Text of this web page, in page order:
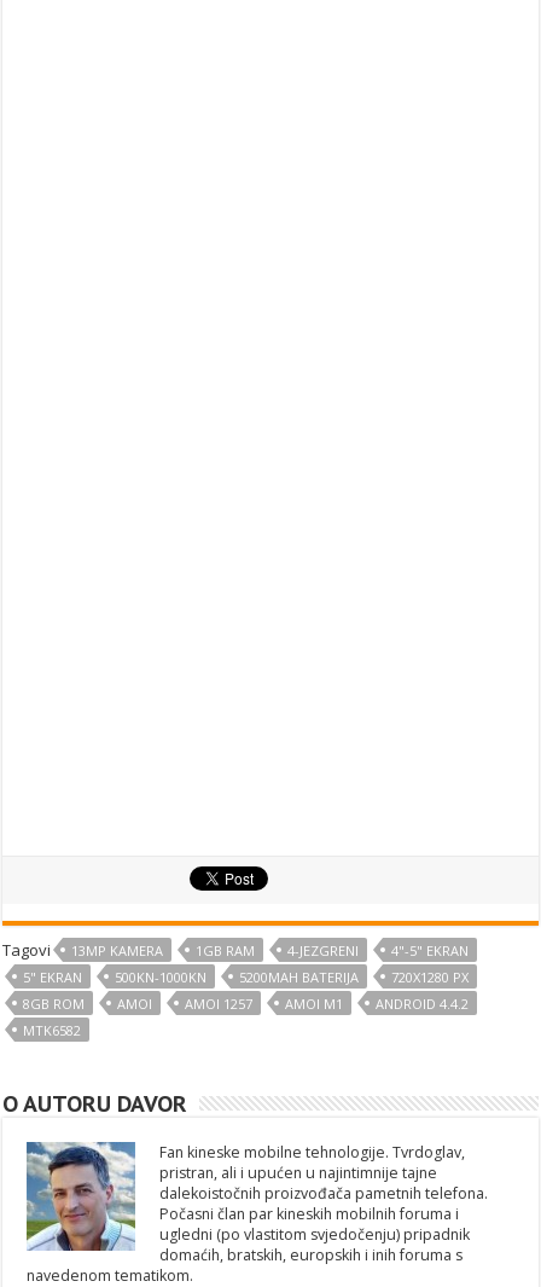
Tagovi 13MP KAMERA 1GB RAM 4-JEZGRENI
4"-5" EKRAN
5" EKRAN
500KN-1000KN 5200MAH BATERIJA
720X1280 PX
8GB ROM
AMOI AMOI 1257 AMOI M1
ANDROID 4.4.2
MTK6582
O AUTORU DAVOR
Fan kineske mobilne tehnologije. Tvrdoglav,
pristran, ali i upućen u najintimnije tajne
dalekoistočnih proizvođača pametnih telefona.
Počasni član par kineskih mobilnih foruma i
ugledni (po vlastitom svjedočenju) pripadnik
domaćih, bratskih, europskih i inih foruma s
navedenom tematikom.